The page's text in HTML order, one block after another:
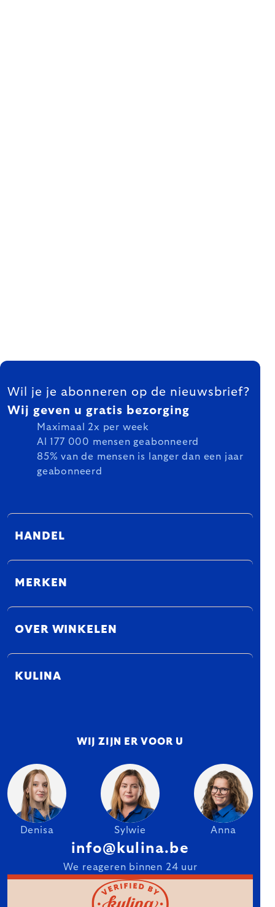
FOOTER
Wil je je abonneren op de nieuwsbrief?
Wij geven u gratis bezorging
Maximaal 2x per week
Al 177 000 mensen geabonneerd
85% van de mensen is langer dan een jaar
geabonneerd
HANDEL
MERKEN
OVER WINKELEN
KULINA
WIJ ZIJN ER VOOR U
Denisa Sylwie Anna
info@kulina.be
We reageren binnen 24 uur